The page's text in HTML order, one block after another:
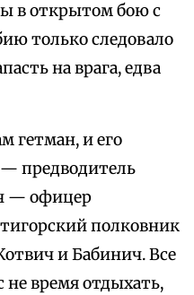
в открытом бою с
только следовало
на врага, едва
гетман, и его
предводитель
— офицер
полковник
и Бабинич. Все
не время отдыхать,